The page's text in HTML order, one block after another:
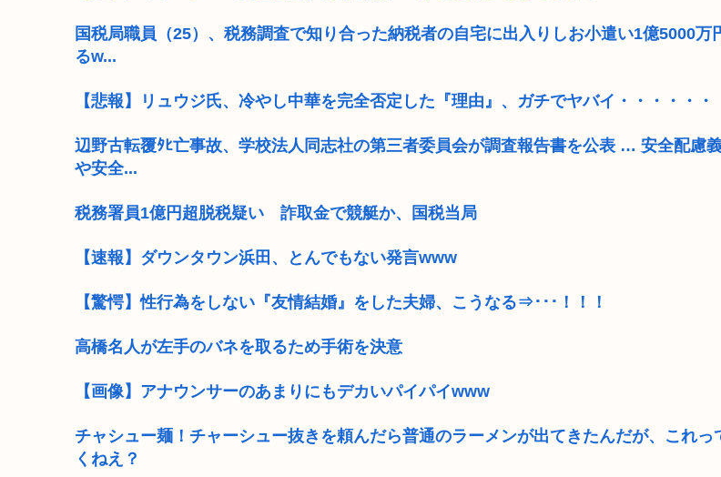
国税局職員（25）、税務調査で知り合った納税者の自宅に出入りしお小遣い1億5000万
るw...
【悲報】リュウジ氏、冷やし中華を完全否定した『理由』、ガチでヤバイ・・・・・・
辺野古転覆ﾀﾋ亡事故、学校法人同志社の第三者委員会が調査報告書を公表 … 安全配慮
や安全...
税務署員1億円超脱税疑い 詐取金で競艇か、国税当局
【速報】ダウンタウン浜田、とんでもない発言www
【驚愕】性行為をしない『友情結婚』をした夫婦、こうなる⇒･･･！！！
高橋名人が左手のバネを取るため手術を決意
【画像】アナウンサーのあまりにもデカいパイパイwww
チャシュー麺！チャーシュー抜きを頼んだら普通のラーメンが出てきたんだが、これっ
くねえ？